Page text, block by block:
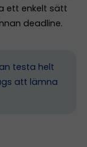
ett enkelt sätt
deadline.
testa helt
att lämna